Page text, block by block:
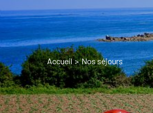
Accueil > Nos séjours